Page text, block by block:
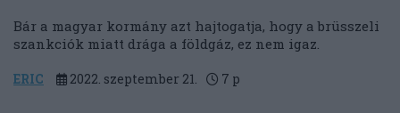
Bár a magyar kormány azt hajtogatja, hogy a brüsszeli
szankciók miatt drága a földgáz, ez nem igaz.
ERIC 2022. szeptember 21. 7 p